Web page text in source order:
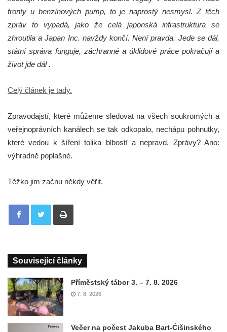
fronty u benzínových pump, to je naprostý nesmysl. Z těch
zpráv to vypadá, jako že celá japonská infrastruktura se
zhroutila a Japan Inc. navždy končí. Není pravda. Jede se dál,
státní správa funguje, záchranné a úklidové práce pokračují a
život jde dál .
Celý článek je tady.
Zpravodajstí, které můžeme sledovat na všech soukromých a
veřejnoprávních kanálech se tak odkopalo, nechápu pohnutky,
které vedou k šíření tolika blbostí a nepravd, Zprávy? Ano:
výhradně poplašné.
Těžko jim začnu někdy věřit.
Tisknout
Související články
Příměstský tábor 3. – 7. 8. 2026
7. 8. 2026
Večer na počest Jakuba Bart-Ćišinského